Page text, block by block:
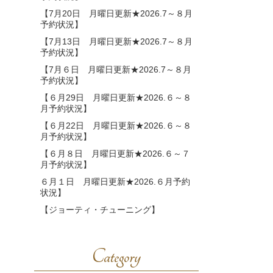
【7月20日 月曜日更新★2026.7～８月
予約状況】
【7月13日 月曜日更新★2026.7～８月
予約状況】
【7月６日 月曜日更新★2026.7～８月
予約状況】
【６月29日 月曜日更新★2026.６～８
月予約状況】
【６月22日 月曜日更新★2026.６～８
月予約状況】
【６月８日 月曜日更新★2026.６～７
月予約状況】
６月１日 月曜日更新★2026.６月予約
状況】
【ジョーティ・チューニング】
Category